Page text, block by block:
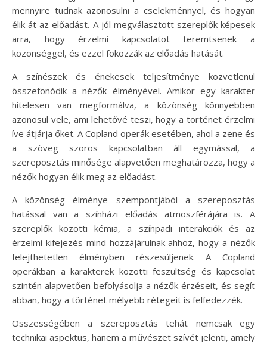
mennyire tudnak azonosulni a cselekménnyel, és hogyan
élik át az előadást. A jól megválasztott szereplők képesek
arra, hogy érzelmi kapcsolatot teremtsenek a
közönséggel, és ezzel fokozzák az előadás hatását.
A színészek és énekesek teljesítménye közvetlenül
összefonódik a nézők élményével. Amikor egy karakter
hitelesen van megformálva, a közönség könnyebben
azonosul vele, ami lehetővé teszi, hogy a történet érzelmi
íve átjárja őket. A Copland operák esetében, ahol a zene és
a szöveg szoros kapcsolatban áll egymással, a
szereposztás minősége alapvetően meghatározza, hogy a
nézők hogyan élik meg az előadást.
A közönség élménye szempontjából a szereposztás
hatással van a színházi előadás atmoszférájára is. A
szereplők közötti kémia, a színpadi interakciók és az
érzelmi kifejezés mind hozzájárulnak ahhoz, hogy a nézők
felejthetetlen élményben részesüljenek. A Copland
operákban a karakterek közötti feszültség és kapcsolat
szintén alapvetően befolyásolja a nézők érzéseit, és segít
abban, hogy a történet mélyebb rétegeit is felfedezzék.
Összességében a szereposztás tehát nemcsak egy
technikai aspektus, hanem a művészet szívét jelenti, amely